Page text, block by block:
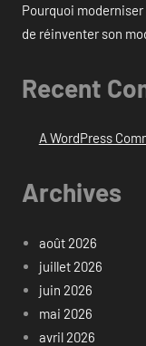
Pourquoi
de réinventer son
Recent
A WordPress
Archives
août 2026
juillet 2026
juin 2026
mai 2026
avril 2026